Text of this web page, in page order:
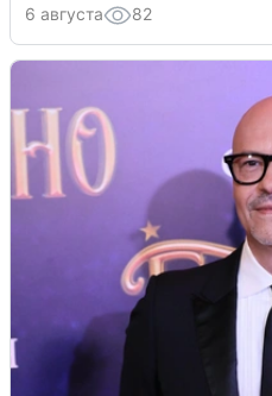
6 августа 82